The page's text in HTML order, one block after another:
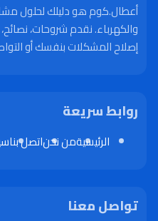
أعطال.كوم هو دليلك لحلول
والكهرباء. نقدم شروحات،
إصلاح المشكلات بنفسك أو
روابط سريعة
الرئيسيةمن نحناتصل بنا
تواصل معنا